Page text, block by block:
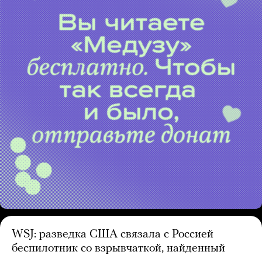
WSJ: разведка США связала с Россией
беспилотник со взрывчаткой, найденный